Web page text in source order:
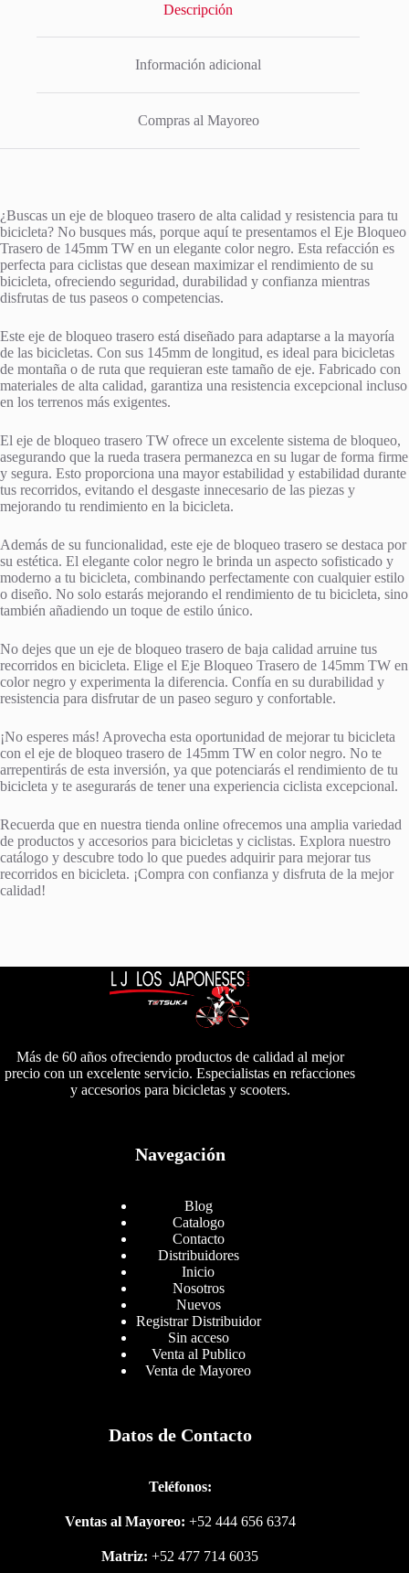
Descripción
Información adicional
Compras al Mayoreo
¿Buscas un eje de bloqueo trasero de alta calidad y resistencia para tu
bicicleta? No busques más, porque aquí te presentamos el Eje Bloqueo
Trasero de 145mm TW en un elegante color negro. Esta refacción es
perfecta para ciclistas que desean maximizar el rendimiento de su
bicicleta, ofreciendo seguridad, durabilidad y confianza mientras
disfrutas de tus paseos o competencias.
Este eje de bloqueo trasero está diseñado para adaptarse a la mayoría
de las bicicletas. Con sus 145mm de longitud, es ideal para bicicletas
de montaña o de ruta que requieran este tamaño de eje. Fabricado con
materiales de alta calidad, garantiza una resistencia excepcional incluso
en los terrenos más exigentes.
El eje de bloqueo trasero TW ofrece un excelente sistema de bloqueo,
asegurando que la rueda trasera permanezca en su lugar de forma firme
y segura. Esto proporciona una mayor estabilidad y estabilidad durante
tus recorridos, evitando el desgaste innecesario de las piezas y
mejorando tu rendimiento en la bicicleta.
Además de su funcionalidad, este eje de bloqueo trasero se destaca por
su estética. El elegante color negro le brinda un aspecto sofisticado y
moderno a tu bicicleta, combinando perfectamente con cualquier estilo
o diseño. No solo estarás mejorando el rendimiento de tu bicicleta, sino
también añadiendo un toque de estilo único.
No dejes que un eje de bloqueo trasero de baja calidad arruine tus
recorridos en bicicleta. Elige el Eje Bloqueo Trasero de 145mm TW en
color negro y experimenta la diferencia. Confía en su durabilidad y
resistencia para disfrutar de un paseo seguro y confortable.
¡No esperes más! Aprovecha esta oportunidad de mejorar tu bicicleta
con el eje de bloqueo trasero de 145mm TW en color negro. No te
arrepentirás de esta inversión, ya que potenciarás el rendimiento de tu
bicicleta y te asegurarás de tener una experiencia ciclista excepcional.
Recuerda que en nuestra tienda online ofrecemos una amplia variedad
de productos y accesorios para bicicletas y ciclistas. Explora nuestro
catálogo y descubre todo lo que puedes adquirir para mejorar tus
recorridos en bicicleta. ¡Compra con confianza y disfruta de la mejor
calidad!
Más de 60 años ofreciendo productos de calidad al mejor
precio con un excelente servicio. Especialistas en refacciones
y accesorios para bicicletas y scooters.
Navegación
Blog
Catalogo
Contacto
Distribuidores
Inicio
Nosotros
Nuevos
Registrar Distribuidor
Sin acceso
Venta al Publico
Venta de Mayoreo
Datos de Contacto
Teléfonos:
Ventas al Mayoreo: +52 444 656 6374
Matriz: +52 477 714 6035